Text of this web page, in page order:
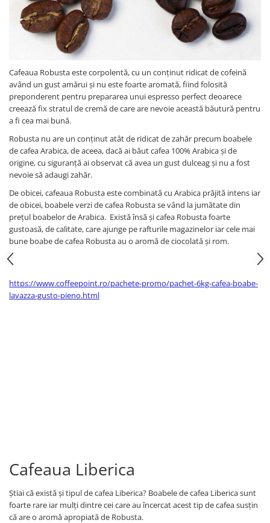
Cafeaua Robusta este corpolentă, cu un conținut ridicat de cofeină
având un gust amărui și nu este foarte aromată, fiind folosită
preponderent pentru prepararea unui espresso perfect deoarece
creează fix stratul de cremă de care are nevoie această băutură pentru
a fi cea mai bună.
Robusta nu are un conținut atât de ridicat de zahăr precum boabele
de cafea Arabica, de aceea, dacă ai băut cafea 100% Arabica și de
origine, cu siguranță ai observat că avea un gust dulceag și nu a fost
nevoie să adaugi zahăr.
De obicei, cafeaua Robusta este combinată cu Arabica prăjită intens iar
de obicei, boabele verzi de cafea Robusta se vând la jumătate din
prețul boabelor de Arabica. Există însă și cafea Robusta foarte
gustoasă, de calitate, care ajunge pe rafturile magazinelor iar cele mai
bune boabe de cafea Robusta au o aromă de ciocolată și rom.
https://www.coffeepoint.ro/pachete-promo/pachet-6kg-cafea-boabe-
lavazza-gusto-pieno.html
Cafeaua Liberica
Știai că există și tipul de cafea Liberica? Boabele de cafea Liberica sunt
foarte rare iar mulți dintre cei care au încercat acest tip de cafea susțin
că are o aromă apropiată de Robusta.